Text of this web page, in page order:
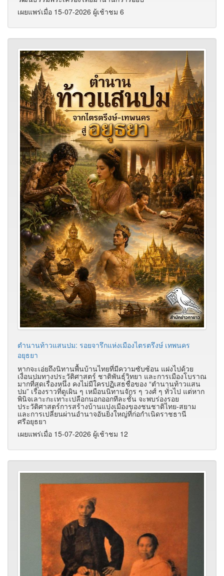
เผยแพร่เมื่อ 15-07-2026 ผู้เช้าชม 6
ตำนานท้าวแสนปม: รอยจารึกแห่งเมืองไตรตรึงษ์ เทพนคร
อยุธยา
หากจะเอ่ยถึงนิทานพื้นบ้านไทยที่มีความซับซ้อน แฝงไปด้วย
เงื่อนปมทางประวัติศาสตร์ ชาติพันธุ์วิทยา และการเมืองโบราณ
มากที่สุดเรื่องหนึ่ง คงไม่มีใครปฏิเสธชื่อของ “ตำนานท้าวแสน
ปม” เรื่องราวที่ดูเผิน ๆ เหมือนนิทานจักร ๆ วงศ์ ๆ ทั่วไป แต่หาก
พินิจเลาะกะเทาะเปลือกนอกออกทีละชั้น จะพบร่องรอย
ประวัติศาสตร์การสร้างบ้านแปงเมืองของชนชาติไทย-สยาม
และการเปลี่ยนผ่านอำนาจอันยิ่งใหญ่ที่ก่อกำเนิดราชธานี
ศรีอยุธยา
เผยแพร่เมื่อ 15-07-2026 ผู้เช้าชม 12